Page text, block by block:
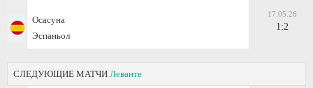
Осасуна
Эспаньол
17.05.26
1:2
СЛЕДУЮЩИЕ МАТЧИ Леванте